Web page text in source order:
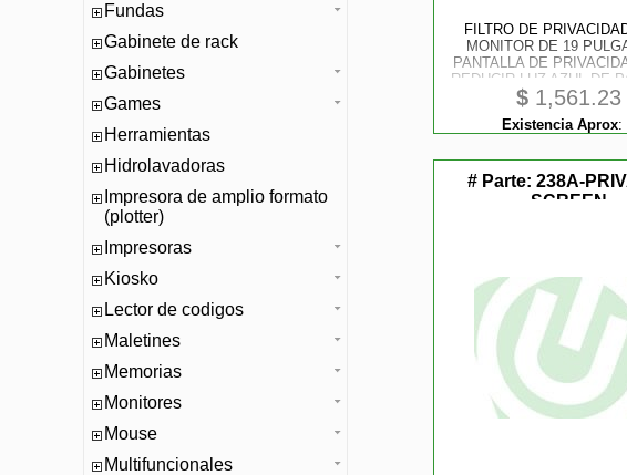
Fundas
Gabinete de rack
Gabinetes
Games
Herramientas
Hidrolavadoras
Impresora de amplio formato
(plotter)
Impresoras
Kiosko
Lector de codigos
Maletines
Memorias
Monitores
Mouse
Multifuncionales
FILTRO DE
MONITOR DE 19
PANTALLA DE
REDUCIR LUZ AZUL DE
ANCHA 16:10 - MATE/
ÁNGULO +/ -30
STARTECH.COM MOD.
$1,561.23
Existencia Aprox:
# Parte:238A-
SCREEN